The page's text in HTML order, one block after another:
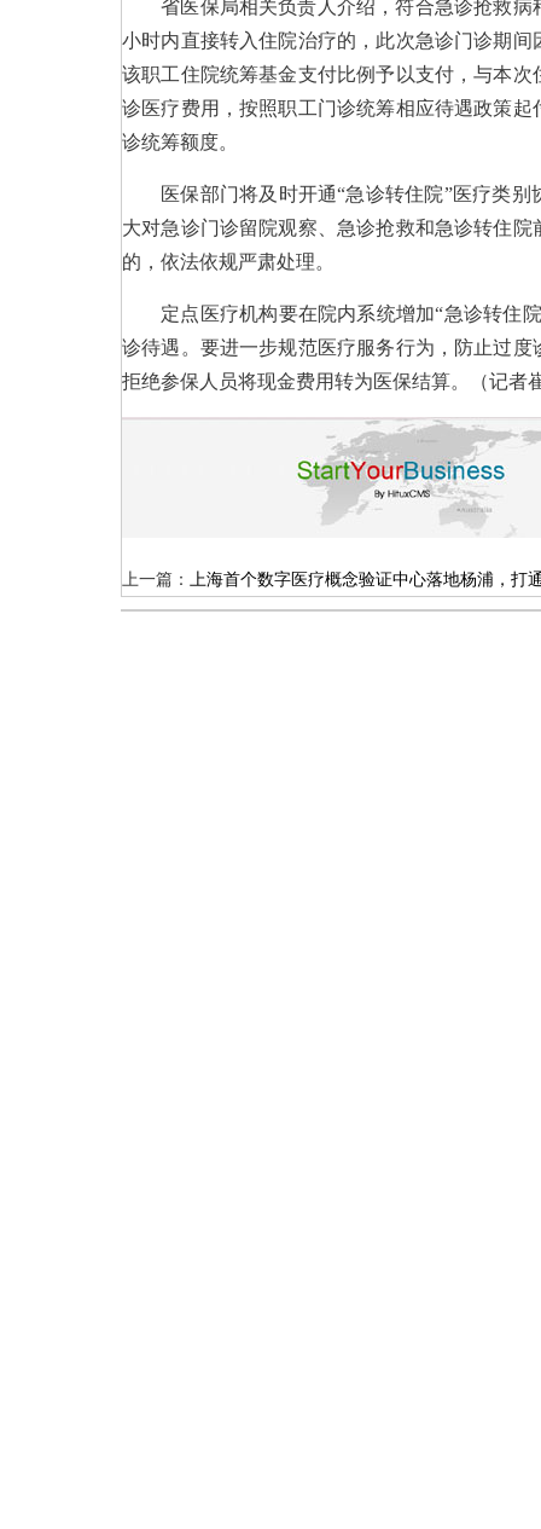
省医保局相关负责人介绍，符合急诊抢救病
小时内直接转入住院治疗的，此次急诊门诊期
该职工住院统筹基金支付比例予以支付，与本
诊医疗费用，按照职工门诊统筹相应待遇政策
诊统筹额度。
医保部门将及时开通“急诊转住院”医疗类别
大对急诊门诊留院观察、急诊抢救和急诊转住
的，依法依规严肃处理。
定点医疗机构要在院内系统增加“急诊转住院
诊待遇。要进一步规范医疗服务行为，防止过
拒绝参保人员将现金费用转为医保结算。（记者
上一篇： 上海首个数字医疗概念验证中心落地杨浦，打